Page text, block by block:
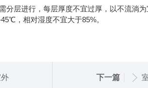
分层进行，每层厚度不宜过厚，以不流淌
，相对湿度不宜大于85%。
下一篇